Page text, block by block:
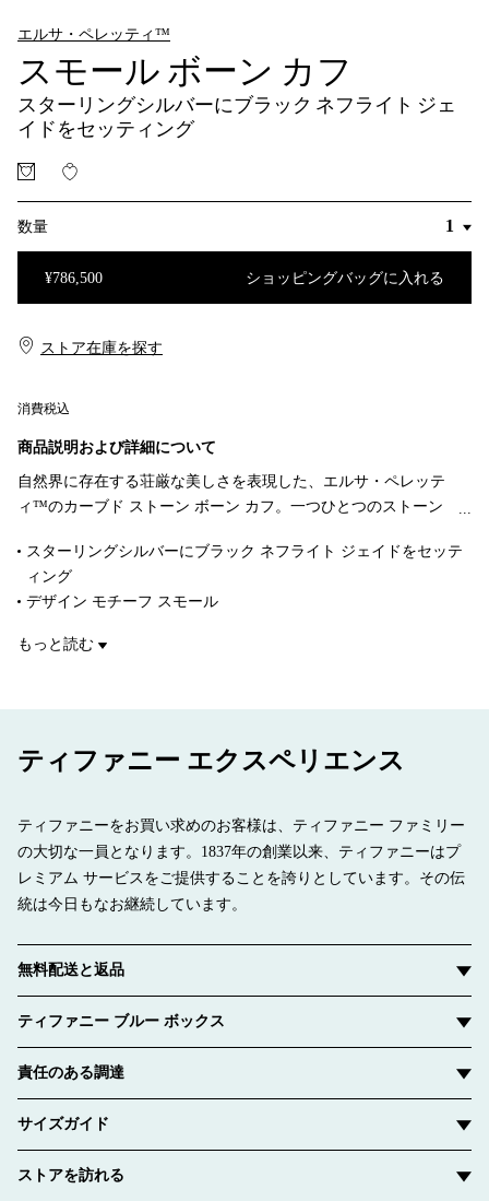
エルサ・ペレッティ™
スモール ボーン カフ
スターリングシルバーにブラック ネフライト ジェ
イドをセッティング
数量
¥786,500 ショッピングバッグに入れる
消費税込
ストア在庫を探す​​
商品説明および詳細について
自然界に存在する荘厳な美しさを表現した、エルサ・ペレッテ
ィ™のカーブド ストーン ボーン カフ。一つひとつのストーン
す。女性ならではの強さを体現し、気軽に身に着けて楽しめる
この画期的なボーン カフのデザインは、1970年代に初めて発表
されました。アイコニックなデザインに創造性を吹き込んだス
ターリングシルバーのボーン カフは、手作業ではめ込まれたブ
スターリングシルバーにブラック ネフライト ジェイドをセッテ
ィング
デザイン モチーフ スモール
右手用
商品番号:68282594
もっと読む
ティファニー エクスペリエンス
ティファニーをお買い求めのお客様は、ティファニー ファミリー
の大切な一員となります。1837年の創業以来、ティファニーはプ
レミアム サービスをご提供することを誇りとしています。その伝
統は今日もなお継続しています。
無料配送と返品
ティファニー ブルー ボックス
責任のある調達
サイズガイド
ストアを訪れる